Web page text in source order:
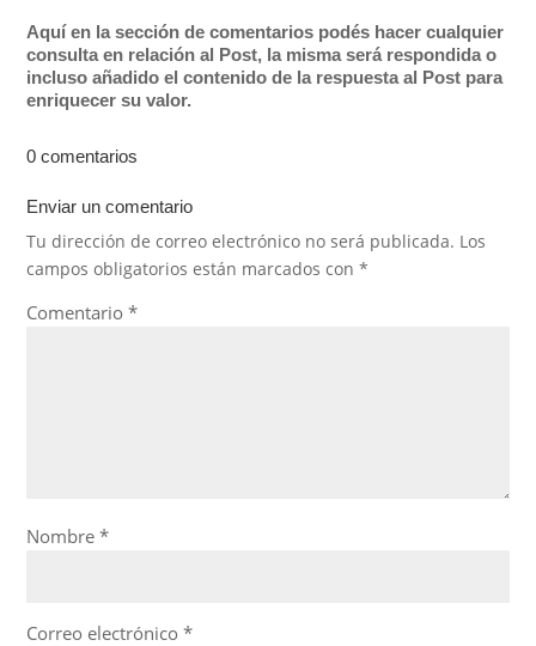
Aquí en la sección de comentarios podés hacer cualquier
consulta en relación al Post, la misma será respondida o
incluso añadido el contenido de la respuesta al Post para
enriquecer su valor.
0 comentarios
Enviar un comentario
Tu dirección de correo electrónico no será publicada. Los
campos obligatorios están marcados con*
Comentario*
Nombre*
Correo electrónico*